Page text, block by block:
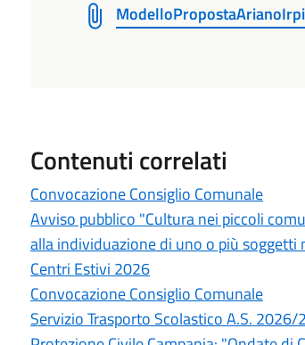
Contenuti correlati
Convocazione Consiglio Comunale
Avviso pubblico "Cultura nei piccoli
alla individuazione di uno o più
Centri Estivi 2026
Convocazione Consiglio Comunale
Servizio Trasporto Scolastico A.S. 2026/